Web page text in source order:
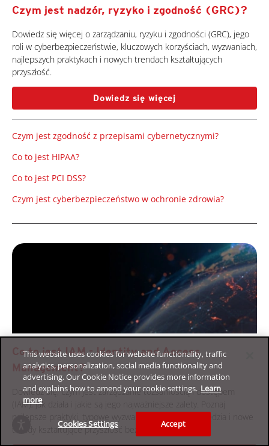
Czym jest nadzór, ryzyko i zgodność (GRC)?
Dowiedz się więcej o zarządzaniu, ryzyku i zgodności (GRC), jego
roli w cyberbezpieczeństwie, kluczowych korzyściach, wyzwaniach,
najlepszych praktykach i nowych trendach kształtujących
przyszłość.
Dowiedz się więcej
Czym jest zgodność z przepisami cybernetycznymi?
Co to jest HIPAA?
Co to jest PCI DSS?
Czym jest cyberbezpieczeństwo w ochronie zdrowia?
Co to jest IAM - Identity and Access
Management?
Dowiedz się, czym jest zarządzanie tożsamością i dostępem
(IAM), jak działa i jakie są jego najważniejsze zalety. Poznaj
najlepsze praktyki, typowe wyzwania, niezbędne narzędzia i nowe
trendy kształtujące przyszłość bezpieczeństwa IAM.
This website uses cookies for website functionality, traffic
analytics, personalization, social media functionality and
advertising. Our Cookie Notice provides more information
and explains how to amend your cookie settings. Learn
more
Cookies Settings Accept